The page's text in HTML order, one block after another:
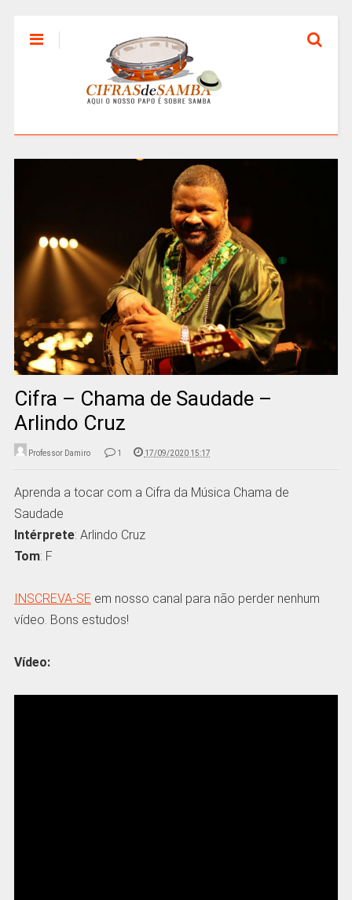
Cifra – Chama de Saudade –
Arlindo Cruz
Professor Damiro 1 17/09/2020 15:17
Aprenda a tocar com a Cifra da Música Chama de
Saudade
Intérprete: Arlindo Cruz
Tom: F
INSCREVA-SE em nosso canal para não perder nenhum
vídeo. Bons estudos!
Vídeo: